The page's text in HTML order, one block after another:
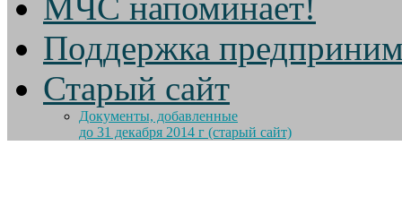
Поддержка
Старый сайт
Документы, добавленные
до 31 декабря 2014 г (старый сайт)